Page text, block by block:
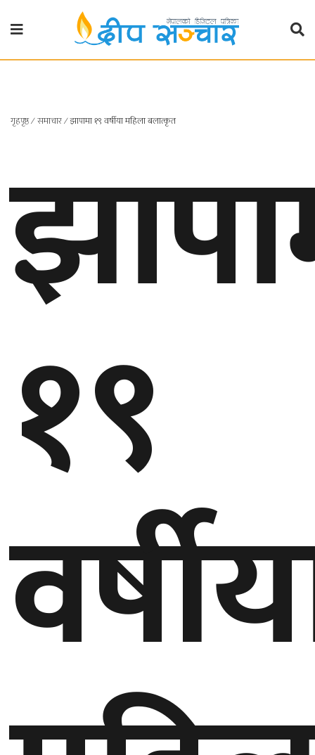
गृहपृष्ठ
प्रदेश
१
प्रदेश
२
बाग्मती
प्रदेश
कर्णाली
प्रदेश
विचार
मनाेरञ्जन
खेलकुद
गृहपृष्ठ∕समाचार∕झापामा १९ वर्षीया महिला बलात्कृत
१९